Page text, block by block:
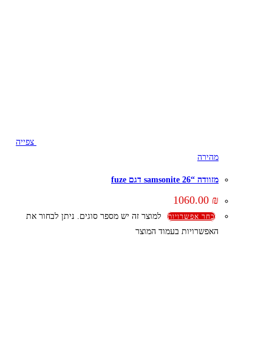
צפייה
מהירה
מזוודה “26 samsonite דגם fuze
1060.00 ₪
בחר אפשרויות
למוצר זה יש מספר סוגים. ניתן לבחור את
האפשרויות בעמוד המוצר